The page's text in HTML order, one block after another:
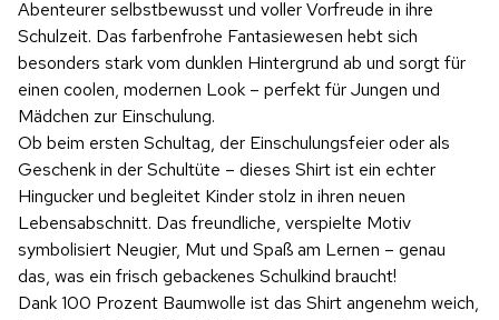
Abenteurer selbstbewusst und voller Vorfreude in ihre
Schulzeit. Das farbenfrohe Fantasiewesen hebt sich
besonders stark vom dunklen Hintergrund ab und sorgt für
einen coolen, modernen Look – perfekt für Jungen und
Mädchen zur Einschulung.
Ob beim ersten Schultag, der Einschulungsfeier oder als
Geschenk in der Schultüte – dieses Shirt ist ein echter
Hingucker und begleitet Kinder stolz in ihren neuen
Lebensabschnitt. Das freundliche, verspielte Motiv
symbolisiert Neugier, Mut und Spaß am Lernen – genau
das, was ein frisch gebackenes Schulkind braucht!
Dank 100 Prozent Baumwolle ist das Shirt angenehm weich,